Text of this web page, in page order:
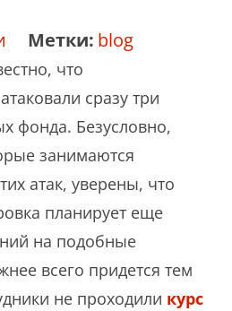
Метки: blog
что
сразу три
фонда. Безусловно,
занимаются
атак, уверены, что
планирует еще
на подобные
всего придется тем
не проходили курс